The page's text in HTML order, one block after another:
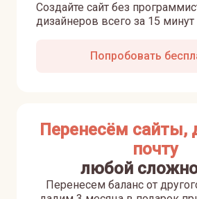
Создайте сайт без
дизайнеров всего за 15 минут
Попробовать
Перенесём
почту
любой
Перенесем баланс от